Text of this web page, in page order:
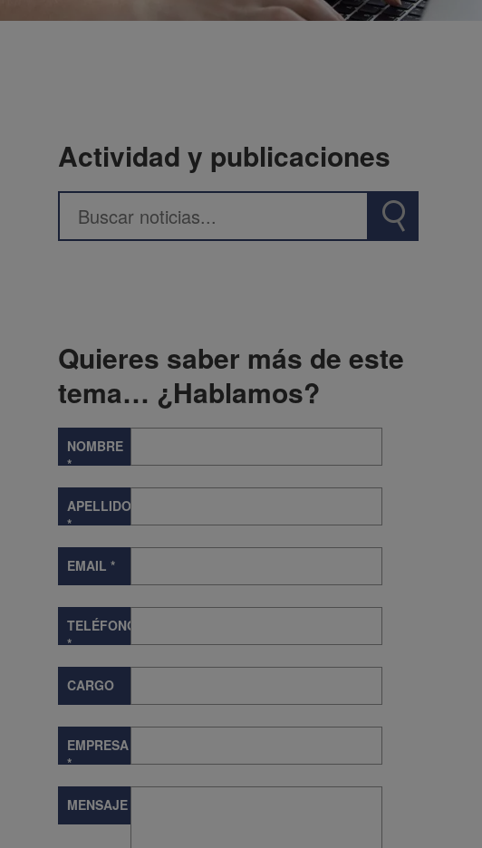
Actividad y publicaciones
Quieres saber más de este
tema… ¿Hablamos?
NOMBRE
*
APELLIDOS
*
EMAIL*
TELÉFONO
*
CARGO
EMPRESA
*
MENSAJE